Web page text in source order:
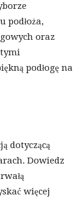
podłoża,
oraz
tymi
podłogę na
dotyczącą
Dowiedz
więcej